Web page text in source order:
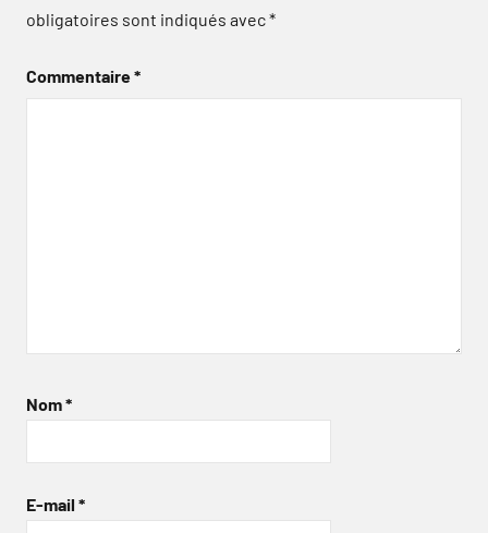
obligatoires sont indiqués avec*
Commentaire*
Nom*
E-mail *